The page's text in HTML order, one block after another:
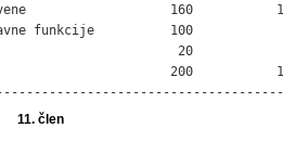
160
javne funkcije          100
20
200
11. člen